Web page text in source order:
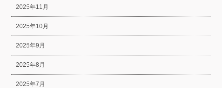
2025年11月
2025年10月
2025年9月
2025年8月
2025年7月